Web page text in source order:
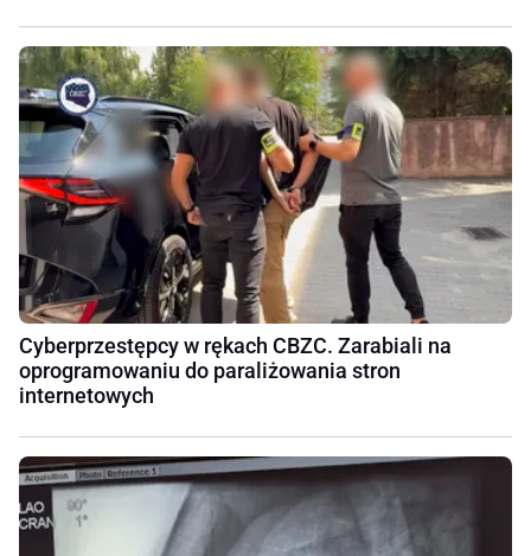
Cyberprzestępcy w rękach CBZC. Zarabiali na
oprogramowaniu do paraliżowania stron
internetowych